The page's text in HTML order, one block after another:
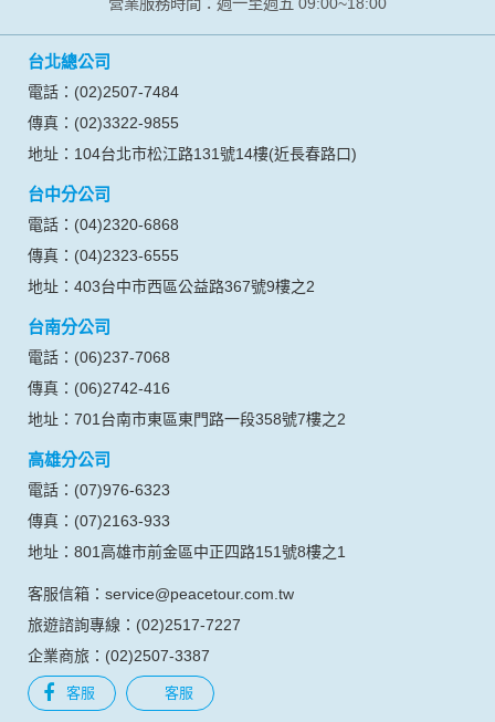
營業服務時間：週一至週五 09:00~18:00
台北總公司
電話：(02)2507-7484
傳真：(02)3322-9855
地址：104台北市松江路131號14樓(近長春路口)
台中分公司
電話：(04)2320-6868
傳真：(04)2323-6555
地址：403台中市西區公益路367號9樓之2
台南分公司
電話：(06)237-7068
傳真：(06)2742-416
地址：701台南市東區東門路一段358號7樓之2
高雄分公司
電話：(07)976-6323
傳真：(07)2163-933
地址：801高雄市前金區中正四路151號8樓之1
客服信箱：service@peacetour.com.tw
旅遊諮詢專線：(02)2517-7227